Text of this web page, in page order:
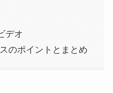
デオ
のポイントとまとめ